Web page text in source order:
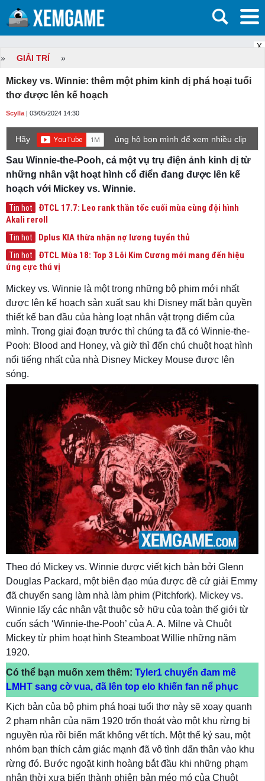
X
» GIẢI TRÍ »
Mickey vs. Winnie: thêm một phim kinh dị phá hoại tuổi
thơ được lên kế hoạch
Scylla | 03/05/2024 14:30
Hãy
ủng hộ bọn mình để xem nhiều clip
Sau Winnie-the-Pooh, cả một vụ trụ điện ảnh kinh dị từ
những nhân vật hoạt hình cổ điển đang được lên kế
hoạch với Mickey vs. Winnie.
Tin hot
ĐTCL 17.7: Leo rank thần tốc cuối mùa cùng đội hình
Akali reroll
Tin hot Dplus KIA thừa nhận nợ lương tuyển thủ
Tin hot
ĐTCL Mùa 18: Top 3 Lõi Kim Cương mới mang đến hiệu
ứng cực thú vị
Mickey vs. Winnie là một trong những bộ phim mới nhất
được lên kế hoạch sản xuất sau khi Disney mất bản quyền
thiết kế ban đầu của hàng loạt nhân vật trọng điểm của
mình. Trong giai đoạn trước thì chúng ta đã có Winnie-the-
Pooh: Blood and Honey, và giờ thì đến chú chuột hoạt hình
nổi tiếng nhất của nhà Disney Mickey Mouse được lên
sóng.
Theo đó Mickey vs. Winnie được viết kịch bản bởi Glenn
Douglas Packard, một biên đạo múa được đề cử giải Emmy
đã chuyển sang làm nhà làm phim (Pitchfork). Mickey vs.
Winnie lấy các nhân vật thuộc sở hữu của toàn thế giới từ
cuốn sách ‘Winnie-the-Pooh’ của A. A. Milne và Chuột
Mickey từ phim hoạt hình Steamboat Willie những năm
1920.
Có thể bạn muốn xem thêm: Tyler1 chuyển đam mê
LMHT sang cờ vua, đã lên top elo khiến fan nể phục
Kịch bản của bộ phim phá hoại tuổi thơ này sẽ xoay quanh
2 phạm nhân của năm 1920 trốn thoát vào một khu rừng bị
nguyền rủa rồi biến mất không vết tích. Một thế kỷ sau, một
nhóm bạn thích cảm giác mạnh đã vô tình dấn thân vào khu
rừng đó. Bước ngoặt kinh hoàng bắt đầu khi những phạm
nhân thời xưa biến thành phiên bản méo mó của Chuột